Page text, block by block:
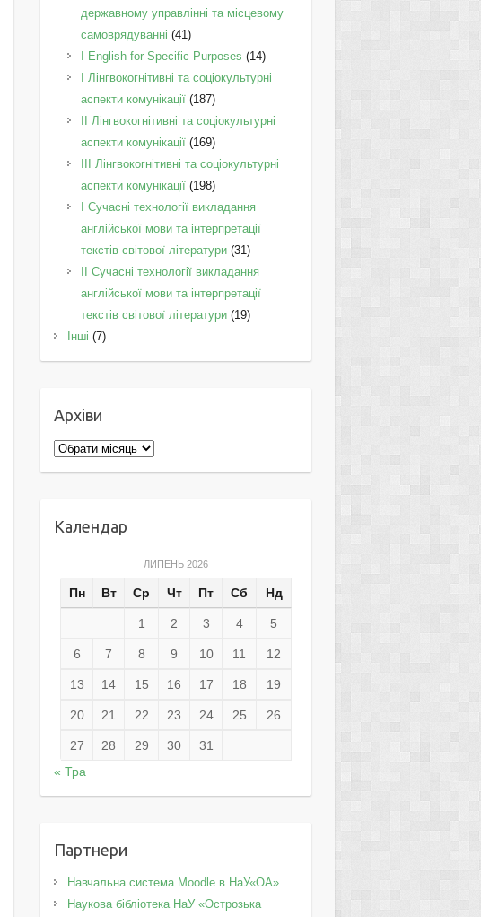
державному управлінні та місцевому
самоврядуванні (41)
І English for Specific Purposes (14)
I Лінгвокогнітивні та соціокультурні
аспекти комунікації(187)
IІ Лінгвокогнітивні та соціокультурні
аспекти комунікації(169)
IІI Лінгвокогнітивні та соціокультурні
аспекти комунікації(198)
I Cучасні технології викладання
англійської мови та інтерпретації
текстів світової літератури(31)
II Cучасні технології викладання
англійської мови та інтерпретації
текстів світової літератури(19)
Інші (7)
Архіви
Архіви
Календар
ЛИПЕНЬ 2026
Пн Вт Ср Чт Пт Сб Нд
1 2 3 4 5
6 7 8 9 10 11 12
13 14 15 16 17 18 19
20 21 22 23 24 25 26
27 28 29 30
31
« Тра
Партнери
Навчальна система Moodle в НаУ«ОА»
Наукова бібліотека НаУ «Острозька